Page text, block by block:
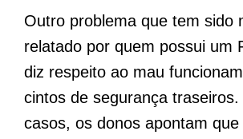
Outro problema que tem sido
relatado por quem possui um
diz respeito ao mau
cintos de segurança
casos, os donos apontam